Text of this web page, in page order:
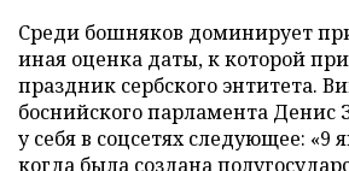
Среди бошняков доминирует
иная оценка даты, к которой
праздник сербского энтитета.
боснийского парламента Денис
у себя в соцсетях следующее: «9
когда была создана